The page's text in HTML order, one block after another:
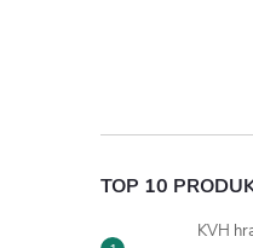
TOP 10
KVH